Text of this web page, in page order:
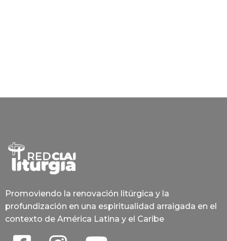
Promoviendo la renovación litúrgica y la
profundización en una espiritualidad arraigada en el
contexto de América Latina y el Caribe